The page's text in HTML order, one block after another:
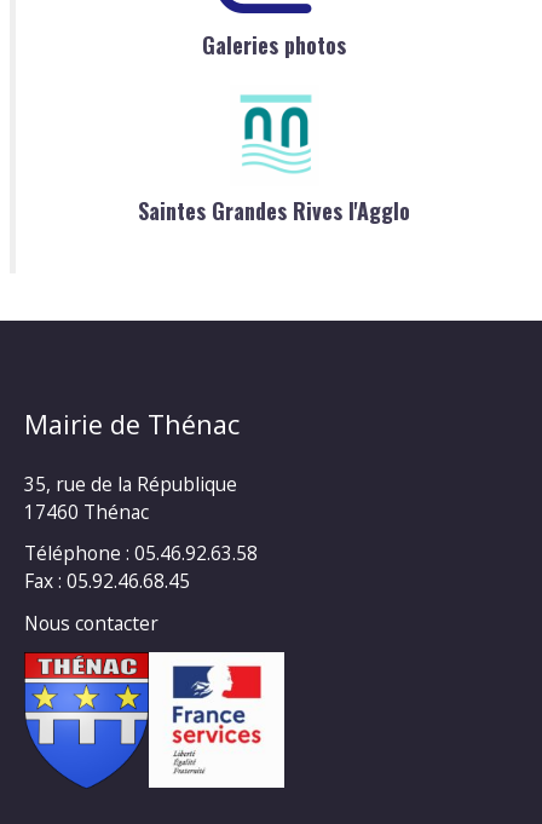
Galeries photos
Saintes Grandes Rives l'Agglo
Mairie de Thénac
35, rue de la République
17460 Thénac
Téléphone : 05.46.92.63.58
Fax : 05.92.46.68.45
Nous contacter